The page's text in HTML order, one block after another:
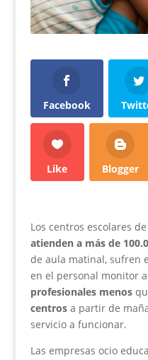
Facebook
Like Blogger
Los centros escolares
atienden a más de
de aula matinal, sufren
en el personal monitor
profesionales menos
centrosa partir de
servicio a funcionar.
Las empresas ocio